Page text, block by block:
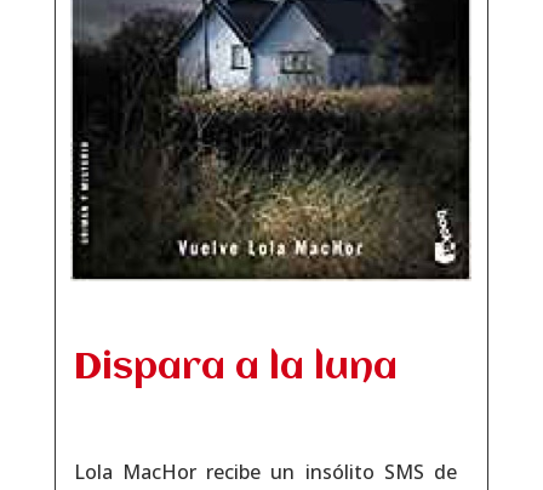
Dispara a la luna
Lola MacHor recibe un insólito SMS de